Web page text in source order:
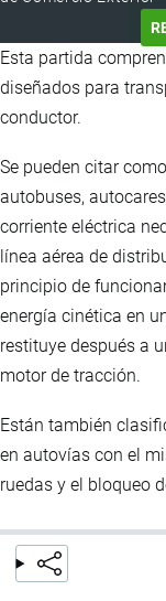
Esta partida
diseñados para
conductor.
Se pueden citar
autobuses,
corriente eléctrica
línea aérea de
principio de
energía cinética en
restituye después a
motor de tracción.
Están también
en autovías con el
ruedas y el bloqueo